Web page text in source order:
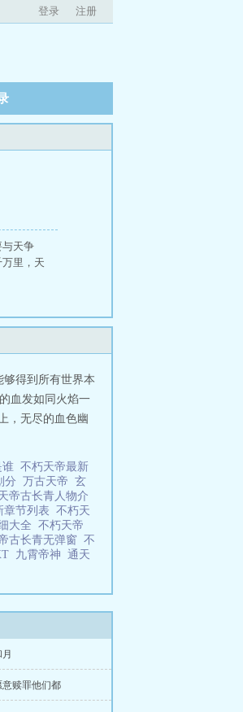
登录 注册
与天争
里，天
得到所有世界本
血发如同火焰一
，无尽的血色幽
谁 不朽天帝最新
分 万古天帝 玄
帝古长青人物介
章节列表 不朽天
大全 不朽天帝
古长青无弹窗 不
九霄帝神 通天
意赎罪他们都